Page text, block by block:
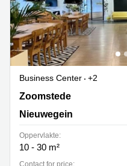
Business Center
+2
Zoomstede 13, Nieuwegein
Zoomstede
Nieuwegein
Oppervlakte:
10 - 30 m²